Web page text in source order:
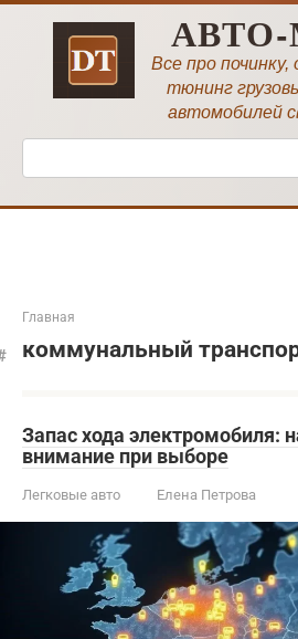
Перейти
Все про починку,
тюнинг
автомобилей
Поиск:
Главная
коммунальный
Запас хода электромобиля:
внимание при выборе
Легковые авто Елена Петрова